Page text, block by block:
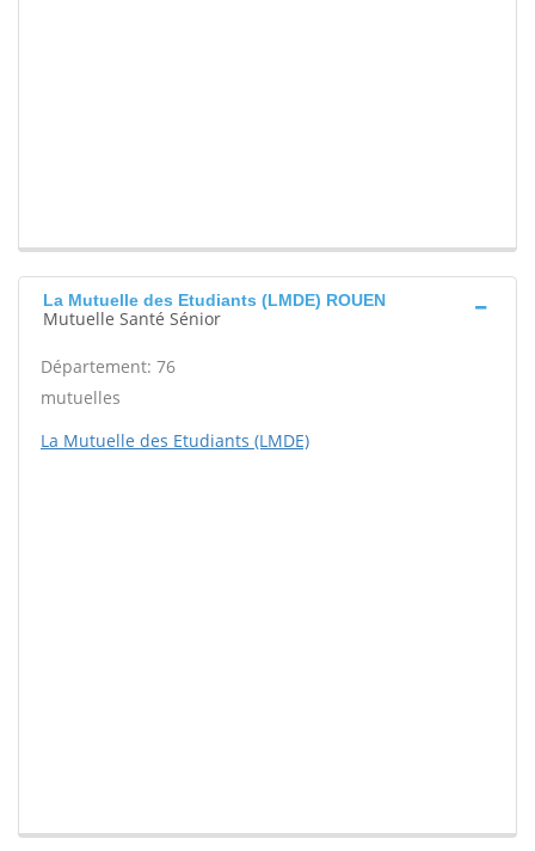
La Mutuelle des Etudiants (LMDE) ROUEN
Mutuelle Santé Sénior
Département: 76
mutuelles
La Mutuelle des Etudiants (LMDE)